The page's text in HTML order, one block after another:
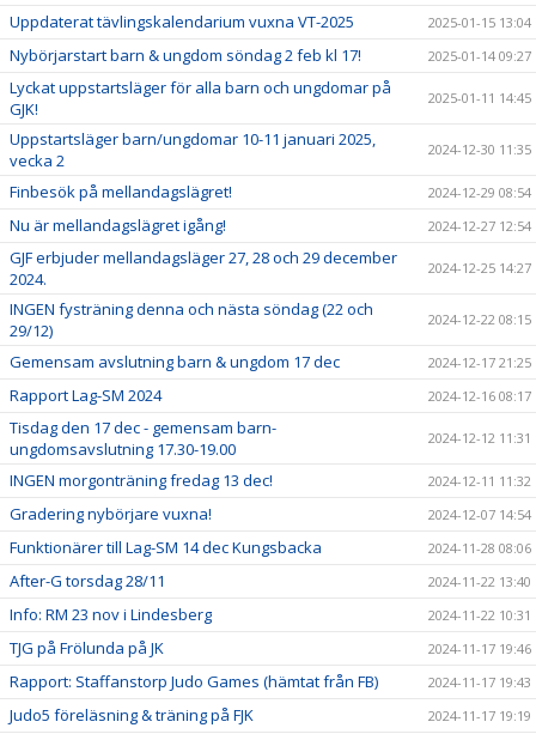
Uppdaterat tävlingskalendarium vuxna VT-2025 2025-01-15 13:04
Nybörjarstart barn & ungdom söndag 2 feb kl 17! 2025-01-14 09:27
Lyckat uppstartsläger för alla barn och ungdomar på
GJK!
2025-01-11 14:45
Uppstartsläger barn/ungdomar 10-11 januari 2025,
vecka 2
2024-12-30 11:35
Finbesök på mellandagslägret! 2024-12-29 08:54
Nu är mellandagslägret igång! 2024-12-27 12:54
GJF erbjuder mellandagsläger 27, 28 och 29 december
2024.
2024-12-25 14:27
INGEN fysträning denna och nästa söndag (22 och
29/12)
2024-12-22 08:15
Gemensam avslutning barn & ungdom 17 dec 2024-12-17 21:25
Rapport Lag-SM 2024 2024-12-16 08:17
Tisdag den 17 dec - gemensam barn-
ungdomsavslutning 17.30-19.00
2024-12-12 11:31
INGEN morgonträning fredag 13 dec! 2024-12-11 11:32
Gradering nybörjare vuxna! 2024-12-07 14:54
Funktionärer till Lag-SM 14 dec Kungsbacka 2024-11-28 08:06
After-G torsdag 28/11 2024-11-22 13:40
Info: RM 23 nov i Lindesberg 2024-11-22 10:31
TJG på Frölunda på JK 2024-11-17 19:46
Rapport: Staffanstorp Judo Games (hämtat från FB) 2024-11-17 19:43
Judo5 föreläsning & träning på FJK 2024-11-17 19:19